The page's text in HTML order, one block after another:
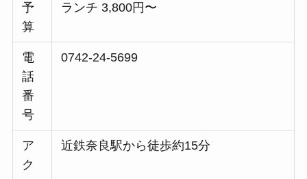
予
算
ランチ 3,800円〜
電
話
番
号
0742-24-5699
ア
ク
近鉄奈良駅から徒歩約15分